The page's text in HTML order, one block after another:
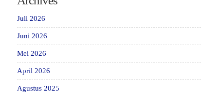
Juli 2026
Juni 2026
Mei 2026
April 2026
Agustus 2025